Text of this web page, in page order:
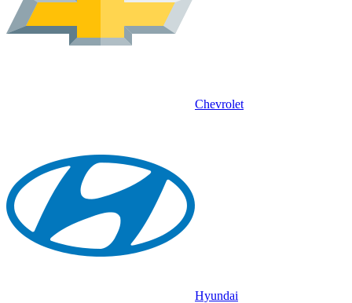
Chevrolet
Hyundai